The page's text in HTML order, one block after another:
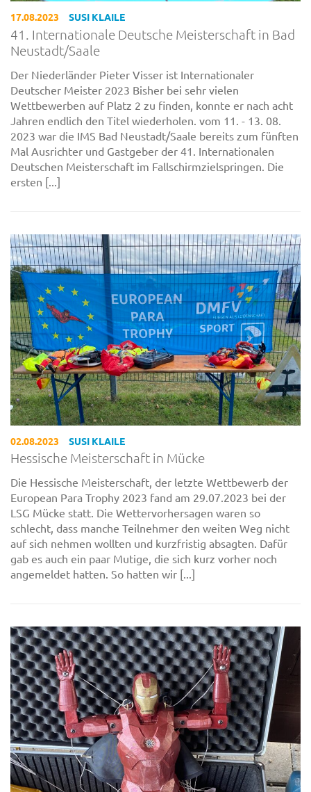
17.08.2023 SUSI KLAILE
41. Internationale Deutsche Meisterschaft in Bad
Neustadt/Saale
Der Niederländer Pieter Visser ist Internationaler
Deutscher Meister 2023 Bisher bei sehr vielen
Wettbewerben auf Platz 2 zu finden, konnte er nach acht
Jahren endlich den Titel wiederholen. vom 11. - 13. 08.
2023 war die IMS Bad Neustadt/Saale bereits zum fünften
Mal Ausrichter und Gastgeber der 41. Internationalen
Deutschen Meisterschaft im Fallschirmzielspringen. Die
ersten [...]
02.08.2023 SUSI KLAILE
Hessische Meisterschaft in Mücke
Die Hessische Meisterschaft, der letzte Wettbewerb der
European Para Trophy 2023 fand am 29.07.2023 bei der
LSG Mücke statt. Die Wettervorhersagen waren so
schlecht, dass manche Teilnehmer den weiten Weg nicht
auf sich nehmen wollten und kurzfristig absagten. Dafür
gab es auch ein paar Mutige, die sich kurz vorher noch
angemeldet hatten. So hatten wir [...]